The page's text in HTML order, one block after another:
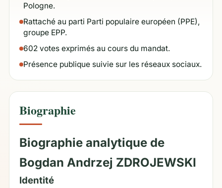
Pologne.
Rattaché au parti Parti populaire européen (PPE),
groupe EPP.
602 votes exprimés au cours du mandat.
Présence publique suivie sur les réseaux sociaux.
Biographie
Biographie analytique de
Bogdan Andrzej ZDROJEWSKI
Identité